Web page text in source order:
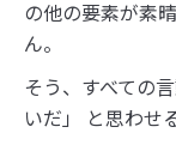
の他の要素が素
ん。
そう、すべての
いだ」 と思わせ